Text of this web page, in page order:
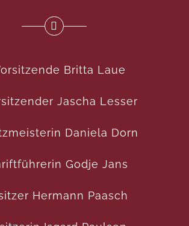
Britta Laue
Jascha Lesser
Daniela Dorn
Godje Jans
Hermann Paasch